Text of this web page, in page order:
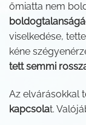
őmiatta nem
viselkedése,
kéne
tett semmi
Az elvárásokkal
kapcsolat.